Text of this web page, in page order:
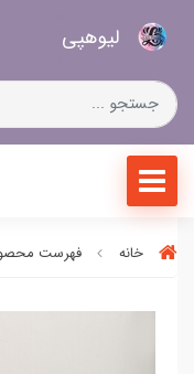
لیو‌هپی
خانه فهرست